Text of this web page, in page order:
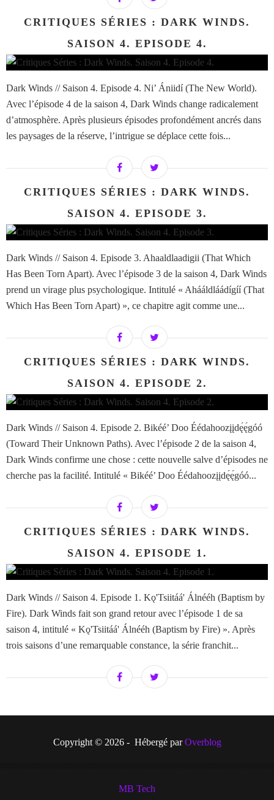
CRITIQUES SÉRIES : DARK WINDS.
SAISON 4. EPISODE 4.
Dark Winds // Saison 4. Episode 4. Ni’ Ániidí (The New World).
Avec l’épisode 4 de la saison 4, Dark Winds change radicalement
d’atmosphère. Après plusieurs épisodes profondément ancrés dans
les paysages de la réserve, l’intrigue se déplace cette fois...
CRITIQUES SÉRIES : DARK WINDS.
SAISON 4. EPISODE 3.
Dark Winds // Saison 4. Episode 3. Ahaaldlaadigii (That Which
Has Been Torn Apart). Avec l’épisode 3 de la saison 4, Dark Winds
prend un virage plus psychologique. Intitulé « Ahááldláádígíí (That
Which Has Been Torn Apart) », ce chapitre agit comme une...
CRITIQUES SÉRIES : DARK WINDS.
SAISON 4. EPISODE 2.
Dark Winds // Saison 4. Episode 2. Bikéé’ Doo Éédahoozįįdę́ę́góó
(Toward Their Unknown Paths). Avec l’épisode 2 de la saison 4,
Dark Winds confirme une chose : cette nouvelle salve d’épisodes ne
cherche pas la facilité. Intitulé « Bikéé’ Doo Éédahoozįįdę́ę́góó...
CRITIQUES SÉRIES : DARK WINDS.
SAISON 4. EPISODE 1.
Dark Winds // Saison 4. Episode 1. Kǫ'Tsiitáá' Álnééh (Baptism by
Fire). Dark Winds fait son grand retour avec l’épisode 1 de sa
saison 4, intitulé « Kǫ'Tsiitáá' Álnééh (Baptism by Fire) ». Après
trois saisons d’une remarquable constance, la série franchit...
Copyright © 2026 - Hébergé parOverblog
MB Tech